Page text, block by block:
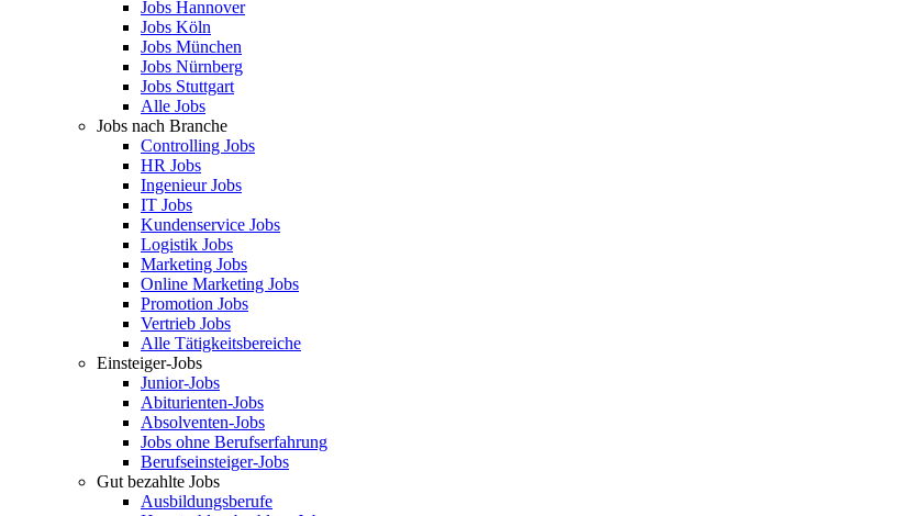
Jobs Hannover
Jobs Köln
Jobs München
Jobs Nürnberg
Jobs Stuttgart
Alle Jobs
Jobs nach Branche
Controlling Jobs
HR Jobs
Ingenieur Jobs
IT Jobs
Kundenservice Jobs
Logistik Jobs
Marketing Jobs
Online Marketing Jobs
Promotion Jobs
Vertrieb Jobs
Alle Tätigkeitsbereiche
Einsteiger-Jobs
Junior-Jobs
Abiturienten-Jobs
Absolventen-Jobs
Jobs ohne Berufserfahrung
Berufseinsteiger-Jobs
Gut bezahlte Jobs
Ausbildungsberufe